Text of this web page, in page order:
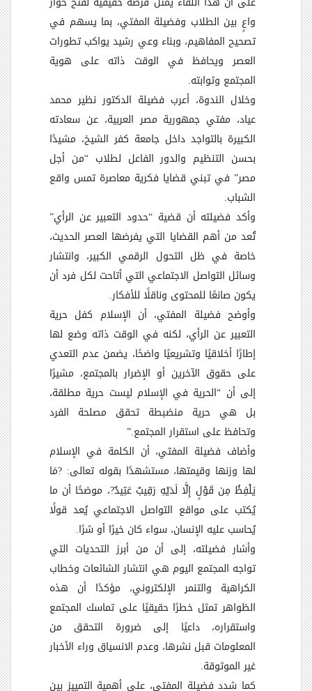
واعٍ بين الطلاب وفضيلة المفتي، بما يسهم في
تصحيح المفاهيم، وبناء وعي رشيد يواكب تطورات
العصر ويحافظ في الوقت ذاته على هوية
المجتمع وثوابته.
وخلال الندوة، أعرب فضيلة الدكتور نظير محمد
عياد، مفتي جمهورية مصر العربية، عن سعادته
الكبيرة بالتواجد داخل جامعة كفر الشيخ، مشيدًا
بحسن التنظيم والدور الفاعل لطلاب “من أجل
مصر” في تبني قضايا فكرية معاصرة تمس واقع
الشباب.
وأكد فضيلته أن قضية “حدود التعبير عن الرأي”
تُعد من أهم القضايا التي يفرضها العصر الحديث،
خاصة في ظل التحول الرقمي الكبير، وانتشار
وسائل التواصل الاجتماعي التي أتاحت لكل فرد أن
يكون صانعًا للمحتوى وناقلًا للأفكار.
وأوضح فضيلة المفتي، أن الإسلام كفل حرية
التعبير عن الرأي، لكنه في الوقت ذاته وضع لها
إطارًا أخلاقيًا وتشريعيًا واضحًا، يضمن عدم التعدي
على حقوق الآخرين أو الإضرار بالمجتمع، مشيرًا
إلى أن “الحرية في الإسلام ليست حرية مطلقة،
بل هي حرية منضبطة تحقق مصلحة الفرد
وتحافظ على استقرار المجتمع.”
وأضاف فضيلة المفتي، أن الكلمة في الإسلام
لها وزنها وقيمتها، مستشهدًا بقوله تعالى: ?مَا
يَلْفِظُ مِن قَوْلٍ إِلَّا لَدَيْهِ رَقِيبٌ عَتِيدٌ?، موضحًا أن ما
يُكتب على مواقع التواصل الاجتماعي يُعد قولًا
يُحاسب عليه الإنسان، سواء كان خيرًا أو شرًا.
وأشار فضيلته، إلى أن من أبرز التحديات التي
تواجه المجتمع اليوم هي انتشار الشائعات وخطاب
الكراهية والتنمر الإلكتروني، مؤكدًا أن هذه
الظواهر تمثل خطرًا حقيقيًا على تماسك المجتمع
واستقراره، داعيًا إلى ضرورة التحقق من
المعلومات قبل نشرها، وعدم الانسياق وراء الأخبار
غير الموثوقة.
كما شدد فضيلة المفتي، على أهمية التمييز بين